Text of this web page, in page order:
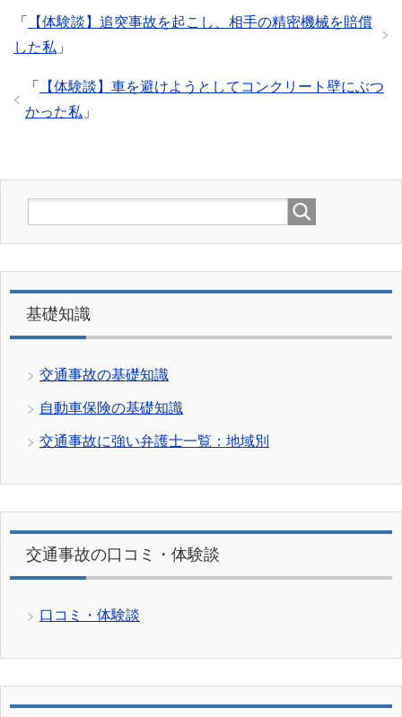
「
【体験談】追突事故を起こし、相手の精密機械を賠償
した私 」
「
【体験談】車を避けようとしてコンクリート壁にぶつ
かった私 」
基礎知識
交通事故の基礎知識
自動車保険の基礎知識
交通事故に強い弁護士一覧：地域別
交通事故の口コミ・体験談
口コミ・体験談